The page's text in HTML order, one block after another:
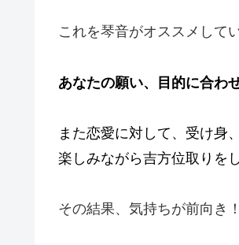
これを琴音がオススメして
あなたの願い、目的に合わ
また恋愛に対して、受け身
楽しみながら吉方位取りを
その結果、気持ちが前向き